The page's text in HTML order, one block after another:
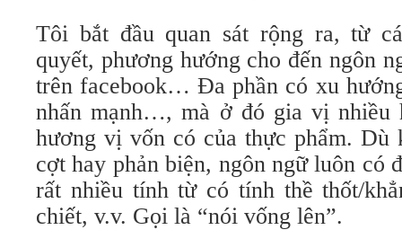
Tôi bắt đầu quan sát rộng ra, từ
quyết, phương hướng cho đến ngôn
trên facebook… Đa phần có xu
nhấn mạnh…, mà ở đó gia vị nhiều
hương vị vốn có của thực phẩm. Dù
cợt hay phản biện, ngôn ngữ luôn có
rất nhiều tính từ có tính thề thốt/
chiết, v.v. Gọi là “nói vống lên”.